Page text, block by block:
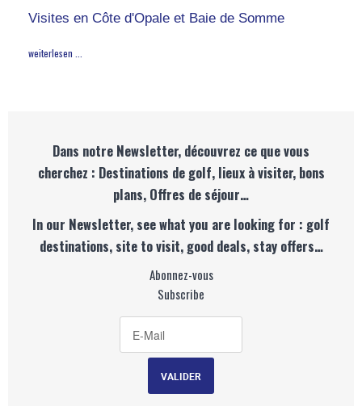
Visites en Côte d'Opale et Baie de Somme
weiterlesen ...
Dans notre Newsletter, découvrez ce que vous
cherchez : Destinations de golf, lieux à visiter, bons
plans, Offres de séjour…
In our Newsletter, see what you are looking for : golf
destinations, site to visit, good deals, stay offers…
Abonnez-vous
Subscribe